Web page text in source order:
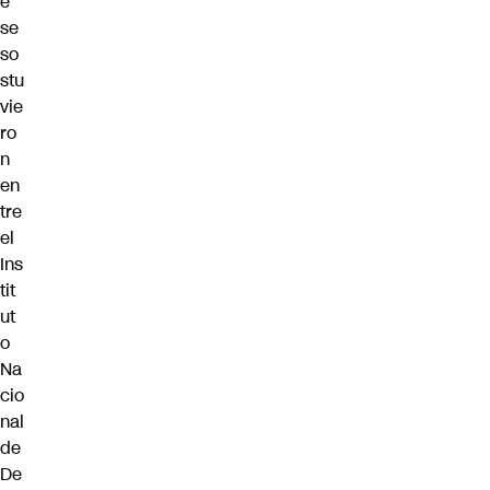
se
so
stu
vie
ro
n
en
tre
el
Ins
tit
ut
o
Na
cio
nal
de
De